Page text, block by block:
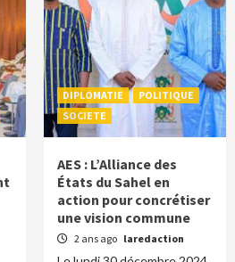
DIPLOMATIE
POLITIQUE
SOCIETE
AES : L’Alliance des
États du Sahel en
action pour concrétiser
une vision commune
2 ans ago laredaction